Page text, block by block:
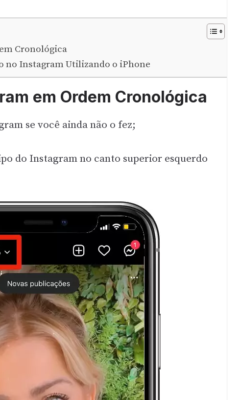
Cronológica
no Instagram Utilizando o iPhone
em Ordem Cronológica
se você ainda não o fez;
do Instagram no canto superior esquerdo